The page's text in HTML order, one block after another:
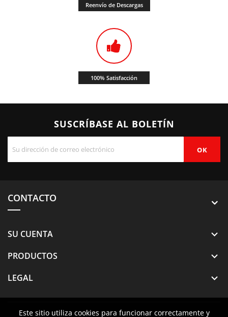
Este sitio utiliza cookies para funcionar correctamente y
Reenvío de Descargas
100% Satisfacción
SUSCRÍBASE AL BOLETÍN
CONTACTO
SU CUENTA 
Este sitio utiliza cookies para funcionar correctamente y
PRODUCTOS 
LEGAL 